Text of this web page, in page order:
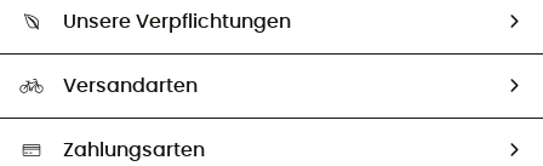
Größentabelle
Vertrag widerrufen
Unsere Botschafter
Unsere Verpflichtungen
Auswahl an nachhaltigen Produkten
Versandarten
Zahlungsarten